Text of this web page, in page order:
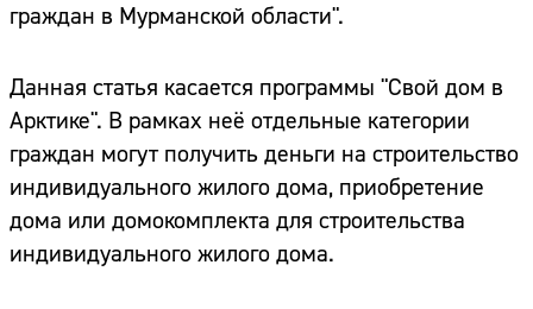
граждан в Мурманской области".
Данная статья касается программы "Свой дом в
Арктике". В рамках неё отдельные категории
граждан могут получить деньги на строительство
индивидуального жилого дома, приобретение
дома или домокомплекта для строительства
индивидуального жилого дома.